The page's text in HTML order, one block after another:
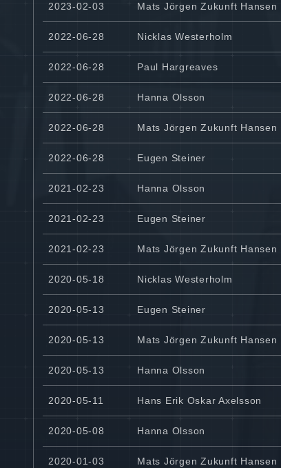
2023-02-03 Mats Jörgen Zukunft Hansen
2022-06-28 Nicklas Westerholm
2022-06-28 Paul Hargreaves
2022-06-28 Hanna Olsson
2022-06-28 Mats Jörgen Zukunft Hansen
2022-06-28 Eugen Steiner
2021-02-23 Hanna Olsson
2021-02-23 Eugen Steiner
2021-02-23 Mats Jörgen Zukunft Hansen
2020-05-18 Nicklas Westerholm
2020-05-13 Eugen Steiner
2020-05-13 Mats Jörgen Zukunft Hansen
2020-05-13 Hanna Olsson
2020-05-11 Hans Erik Oskar Axelsson
2020-05-08 Hanna Olsson
2020-01-03 Mats Jörgen Zukunft Hansen